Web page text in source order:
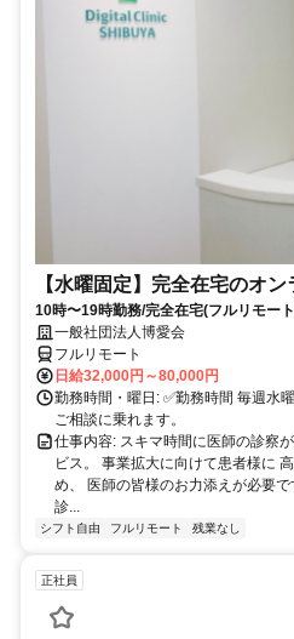
【水曜固定】完全在宅のオ
10時〜19時勤務/完全在宅(フルリモー
業務一般社団法人博愛会
フルリモート
日給32,000円～80,000円
勤務時間・曜日: ✅勤務時間 毎週水
ご相談に乗れます。
仕事内容: スキマ時間に医師の診察
ビス。 事業拡大に向けて患者様に
め、 医師の皆様のお力添えが必要
診...
シフト自由 フルリモート 残業なし
正社員